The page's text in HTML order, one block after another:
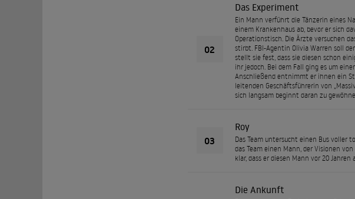
02
Das Experiment
Ein Mann verführt die Tänzerin eines
einem Krankenhaus ab, bevor er sich
Operationstisch. Die Ärzte versuchen
stirbt. FBI-Agentin Olivia Warren soll
stellt sie fest, dass sie diesen schon
ihr jedoch. Bei dem Fall ging es um
Anschließend entnimmt er ihnen ein
leitenden Geschäftsführerin von
sich langsam beginnt daran zu
03
Roy
Das Team untersucht einen Bus voller
das Team einen Mann, der Visionen
klar, dass er diesen Mann vor 20
Die Ankunft